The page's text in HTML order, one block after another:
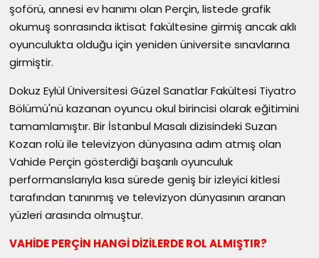
şoförü, annesi ev hanımı olan Perçin, listede grafik
okumuş sonrasında iktisat fakültesine girmiş ancak aklı
oyunculukta olduğu için yeniden üniversite sınavlarına
girmiştir.
Dokuz Eylül Üniversitesi Güzel Sanatlar Fakültesi Tiyatro
Bölümü'nü kazanan oyuncu okul birincisi olarak eğitimini
tamamlamıştır. Bir İstanbul Masalı dizisindeki Suzan
Kozan rolü ile televizyon dünyasına adım atmış olan
Vahide Perçin gösterdiği başarılı oyunculuk
performanslarıyla kısa sürede geniş bir izleyici kitlesi
tarafından tanınmış ve televizyon dünyasının aranan
yüzleri arasında olmuştur.
VAHİDE PERÇİN HANGİ DİZİLERDE ROL ALMIŞTIR?